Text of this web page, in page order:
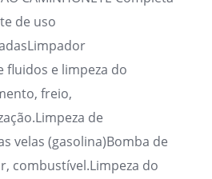
de uso
fluidos e limpeza do
freio,
de
velas (gasolina)Bomba de
combustível.Limpeza do